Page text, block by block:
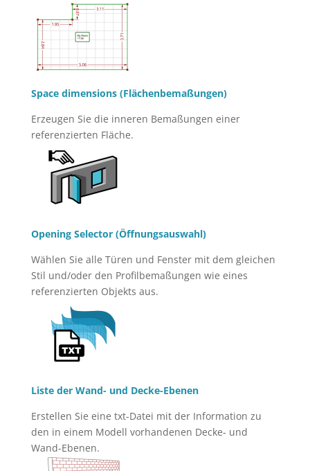
Space dimensions (Flächenbemaßungen)
Erzeugen Sie die inneren Bemaßungen einer
referenzierten Fläche.
Opening Selector (Öffnungsauswahl)
Wählen Sie alle Türen und Fenster mit dem gleichen
Stil und/oder den Profilbemaßungen wie eines
referenzierten Objekts aus.
Liste der Wand- und Decke-Ebenen
Erstellen Sie eine txt-Datei mit der Information zu
den in einem Modell vorhandenen Decke- und
Wand-Ebenen.